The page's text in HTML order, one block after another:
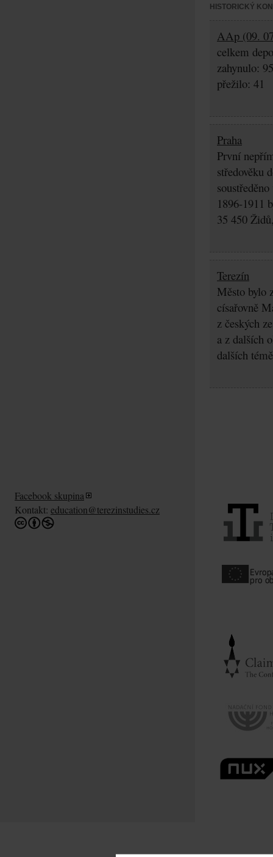
HISTORICKÝ
AAp (09.
celkem
zahynulo:
přežilo: 41
Praha
První
středověku
1896-1911
35 450
Terezín
Město bylo
císařovně
z českých
a z dalších
dalších
Facebook skupina
Kontakt: education@terezinstudies.cz